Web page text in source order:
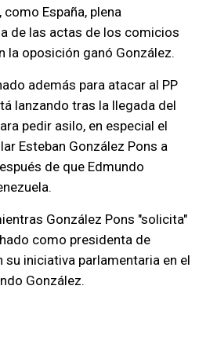
España, plena
de las actas de los comicios
la oposición ganó González.
además para atacar al PP
lanzando tras la llegada del
pedir asilo, en especial el
Esteban González Pons a
de que Edmundo
González Pons "solicita"
como presidenta de
su iniciativa parlamentaria en el
González.